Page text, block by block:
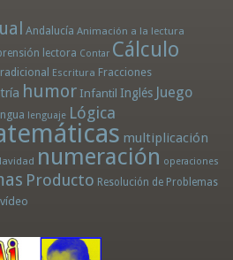
Andalucía Animación a la lectura
lectora Contar Cálculo
Escritura Fracciones
humor Infantil Inglés Juego
lenguaje Lógica
multiplicación
numeración operaciones
Producto Resolución de Problemas
vídeo